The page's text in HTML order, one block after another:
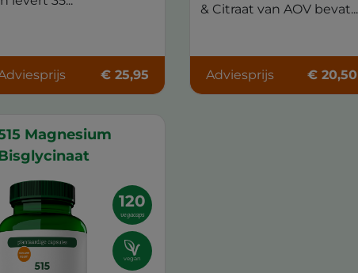
€ 25,95
& Citraat van AOV bevat...
Adviesprijs € 20,50
Magnesium
120
vegacaps
vegan